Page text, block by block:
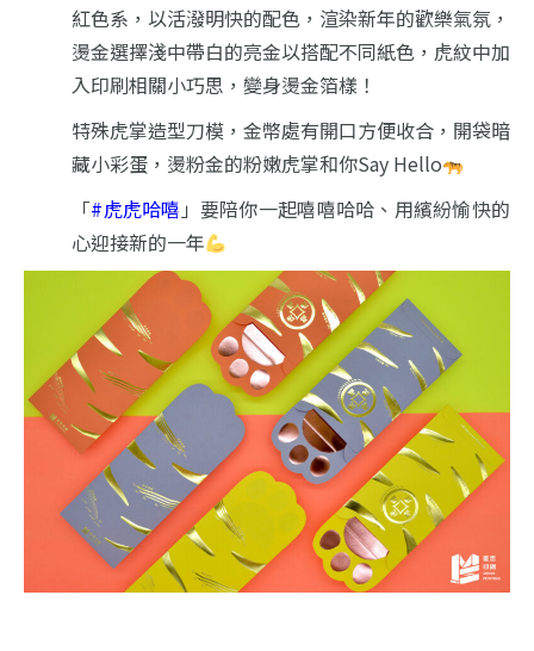
紅色系， 以活潑明快的配色，渲染新年的歡樂氣氛，
燙金選擇淺中帶白的亮金以搭配不同紙色， 虎紋中加
入印刷相關小巧思，變身燙金箔樣！
特殊虎掌造型刀模，金幣處有開口方便收合， 開袋暗
藏小彩蛋，燙粉金的粉嫩虎掌和你Say Hello
「#虎虎哈嘻 」要陪你一起嘻嘻哈哈、 用繽紛愉快的
心迎接新的一年